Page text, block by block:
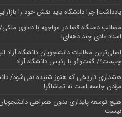
یادداشت| چرا دانشگاه باید نقش خود را
مصائب دستگاه قضا در مواجهه با دعاوی
اسناد عادی چند‌ دهه‌ای!
اصلی‌ترین مطالبات دانشجویان دانشگاه آزاد
چیست؟/ گفت‌وگو با رئیس دانشگاه آز‌اد
هشداری تاریخی که هنوز شنیده نمی‌شود/
مؤذن جامعه است نه تماشاگر!
هیچ توسعه پایداری بدون همراهی
نیست